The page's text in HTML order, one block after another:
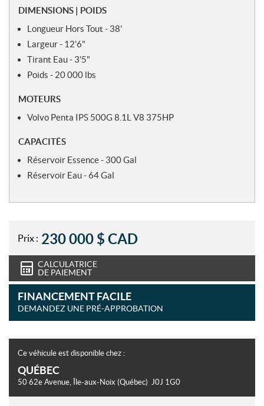
DIMENSIONS | POIDS
Longueur Hors Tout - 38'
Largeur - 12'6"
Tirant Eau - 3'5"
Poids - 20 000 lbs
MOTEURS
Volvo Penta IPS 500G 8.1L V8 375HP
CAPACITÉS
Réservoir Essence - 300 Gal
Réservoir Eau - 64 Gal
Prix : 230 000 $ CAD
CALCULATRICE
DE PAIEMENT
FINANCEMENT FACILE
DEMANDEZ UNE PRÉ-APPROBATION
Ce véhicule est disponible chez :
QUÉBEC
50 62e Avenue, Île-aux-Noix (Québec) J0J 1G0